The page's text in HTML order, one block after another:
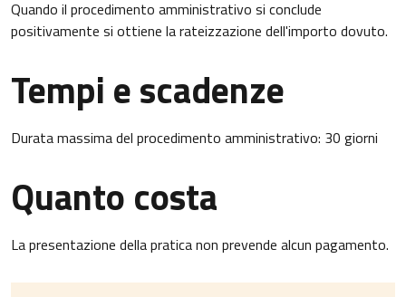
Quando il procedimento amministrativo si conclude
positivamente si ottiene la rateizzazione dell'importo dovuto.
Tempi e scadenze
Durata massima del procedimento amministrativo: 30 giorni
Quanto costa
La presentazione della pratica non prevende alcun pagamento.